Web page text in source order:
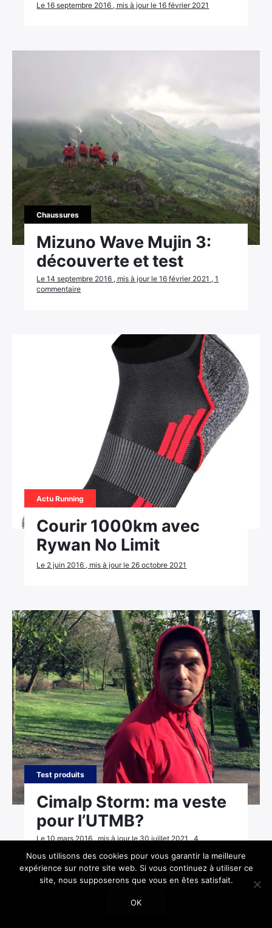
Le 16 septembre 2016 , mis à jour le 16 février 2021
Chaussures
Mizuno Wave Mujin 3:
découverte et test
Le 14 septembre 2016 , mis à jour le 16 février 2021 , 1
commentaire
Actu Running
Courir 1000km avec
Rywan No Limit
Le 2 juin 2016 , mis à jour le 26 octobre 2021
Test produits
Cimalp Storm: ma veste
pour l’UTMB?
Le 10 mars 2016 , mis à jour le 30 juillet 2021 , 4
Nous utilisons des cookies pour vous garantir la meilleure
expérience sur notre site web. Si vous continuez à utiliser ce
site, nous supposerons que vous en êtes satisfait.
OK